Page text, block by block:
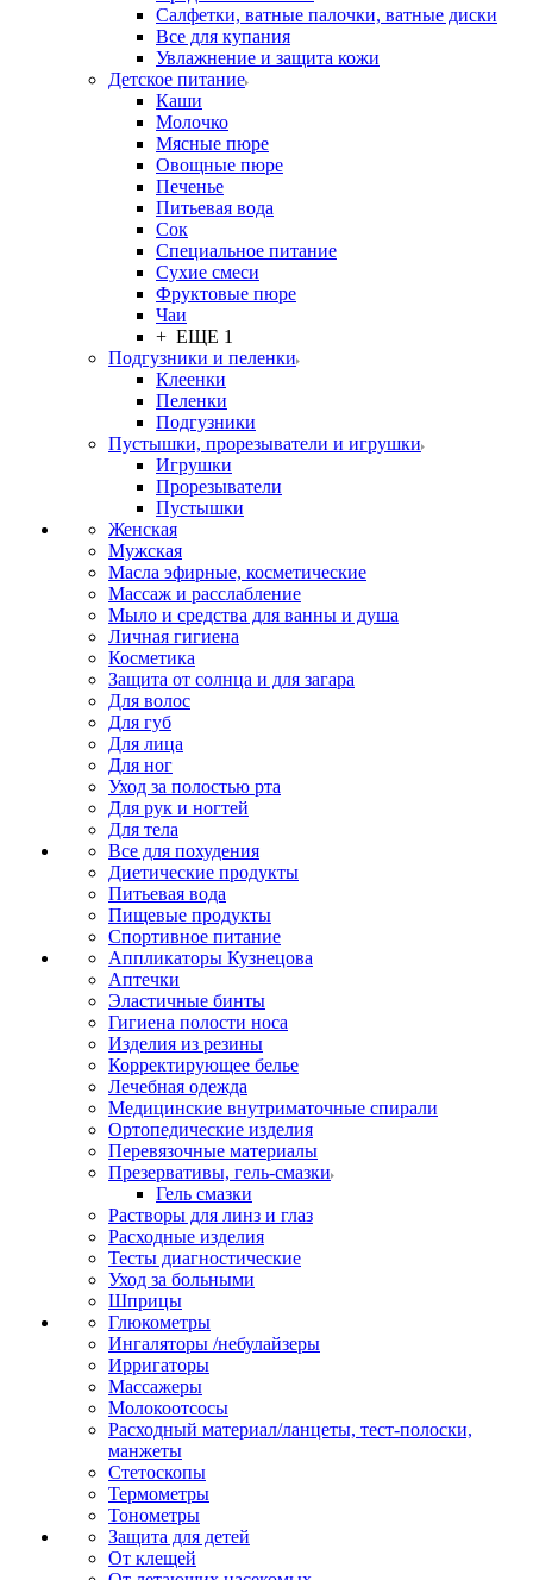
Салфетки, ватные палочки, ватные диски
Все для купания
Увлажнение и защита кожи
Детское питание
Каши
Молочко
Мясные пюре
Овощные пюре
Печенье
Питьевая вода
Сок
Специальное питание
Сухие смеси
Фруктовые пюре
Чаи
+ ЕЩЕ 1
Подгузники и пеленки
Клеенки
Пеленки
Подгузники
Пустышки, прорезыватели и игрушки
Игрушки
Прорезыватели
Пустышки
Женская
Мужская
Масла эфирные, косметические
Массаж и расслабление
Мыло и средства для ванны и душа
Личная гигиена
Косметика
Защита от солнца и для загара
Для волос
Для губ
Для лица
Для ног
Уход за полостью рта
Для рук и ногтей
Для тела
Все для похудения
Диетические продукты
Питьевая вода
Пищевые продукты
Спортивное питание
Аппликаторы Кузнецова
Аптечки
Эластичные бинты
Гигиена полости носа
Изделия из резины
Корректирующее белье
Лечебная одежда
Медицинские внутриматочные спирали
Ортопедические изделия
Перевязочные материалы
Презервативы, гель-смазки
Гель смазки
Растворы для линз и глаз
Расходные изделия
Тесты диагностические
Уход за больными
Шприцы
Глюкометры
Ингаляторы /небулайзеры
Ирригаторы
Массажеры
Молокоотсосы
Расходный материал/ланцеты, тест-полоски,
манжеты
Стетоскопы
Термометры
Тонометры
Защита для детей
От клещей